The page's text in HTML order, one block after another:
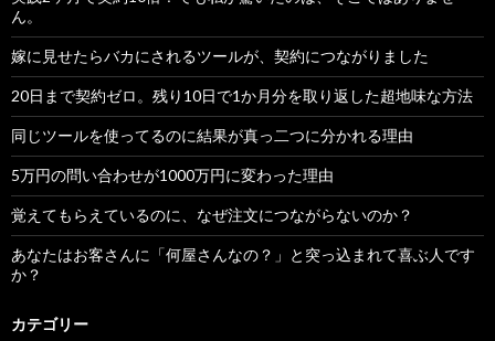
ん。
嫁に見せたらバカにされるツールが、契約につながりました
20日まで契約ゼロ。残り10日で1か月分を取り返した超地味な方法
同じツールを使ってるのに結果が真っ二つに分かれる理由
5万円の問い合わせが1000万円に変わった理由
覚えてもらえているのに、なぜ注文につながらないのか？
あなたはお客さんに「何屋さんなの？」と突っ込まれて喜ぶ人です
か？
カテゴリー